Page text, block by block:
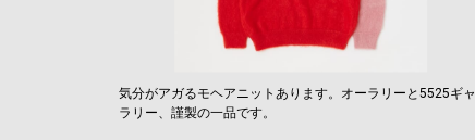
気分がアガるモヘアニットあります。オーラリーと5525ギャ
ラリー、謹製の一品です。